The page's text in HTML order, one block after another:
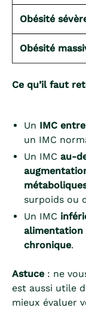
Obésité
Obésité
Ce qu’il faut
Un IMC
un IMC
Un IMC au-
surpoids ou
Un IMC
alimentation
chronique.
Astuce : ne
est aussi utile
mieux évaluer